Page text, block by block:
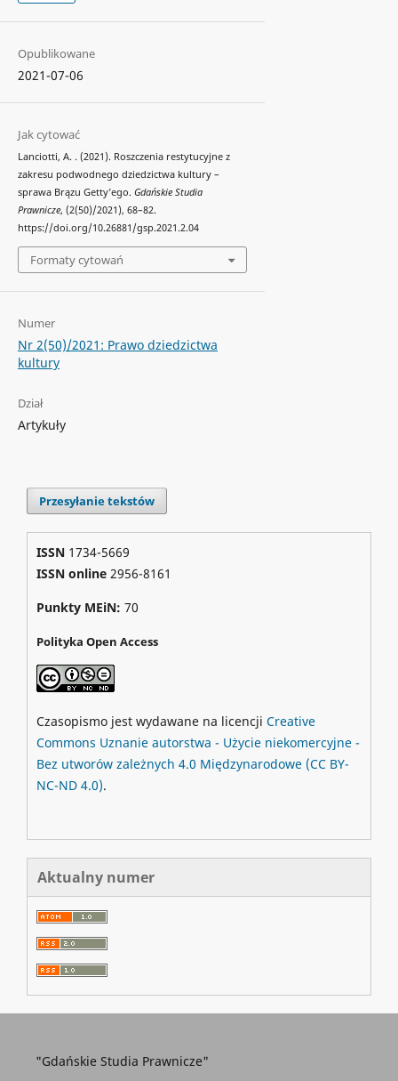
Opublikowane
2021-07-06
Jak cytować
Lanciotti, A. . (2021). Roszczenia restytucyjne z
zakresu podwodnego dziedzictwa kultury –
sprawa Brązu Getty’ego. Gdańskie Studia
Prawnicze, (2(50)/2021), 68–82.
https://doi.org/10.26881/gsp.2021.2.04
Formaty cytowań
Numer
Nr 2(50)/2021: Prawo dziedzictwa
kultury
Dział
Artykuły
Przesyłanie tekstów
ISSN 1734-5669
ISSN online2956-8161
Punkty MEiN: 70
Polityka Open Access
Czasopismo jest wydawane na licencji Creative
Commons Uznanie autorstwa - Użycie niekomercyjne -
Bez utworów zależnych 4.0 Międzynarodowe (CC BY-
NC-ND 4.0).
Aktualny numer
"Gdańskie Studia Prawnicze"